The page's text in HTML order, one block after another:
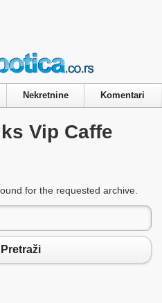
Nekretnine Komentari
Vip Caffe
for the requested archive.
Pretraži
Policy